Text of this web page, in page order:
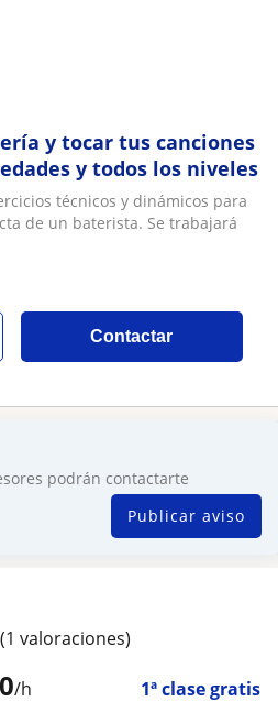
y tocar tus canciones
y todos los niveles
técnicos y dinámicos para
de un baterista. Se trabajará
Contactar
podrán contactarte
Publicar aviso
/h 1ª clase gratis
(1 valoraciones)